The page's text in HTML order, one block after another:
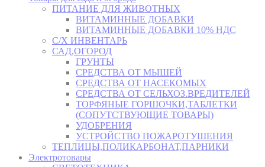
ПИТАНИЕ ДЛЯ ЖИВОТНЫХ
ВИТАМИННЫЕ ДОБАВКИ
ВИТАМИННЫЕ ДОБАВКИ 10% НДС
С/Х ИНВЕНТАРЬ
САД,ОГОРОД
ГРУНТЫ
СРЕДСТВА ОТ МЫШЕЙ
СРЕДСТВА ОТ НАСЕКОМЫХ
СРЕДСТВА ОТ СЕЛЬХОЗ.ВРЕДИТЕЛЕЙ
ТОРФЯНЫЕ ГОРШОЧКИ,ТАБЛЕТКИ
(СОПУТСТВУЮЩИЕ ТОВАРЫ)
УДОБРЕНИЯ
УСТРОЙСТВО ПОЖАРОТУШЕНИЯ
ТЕПЛИЦЫ,ПОЛИКАРБОНАТ,ПАРНИКИ
Электротовары